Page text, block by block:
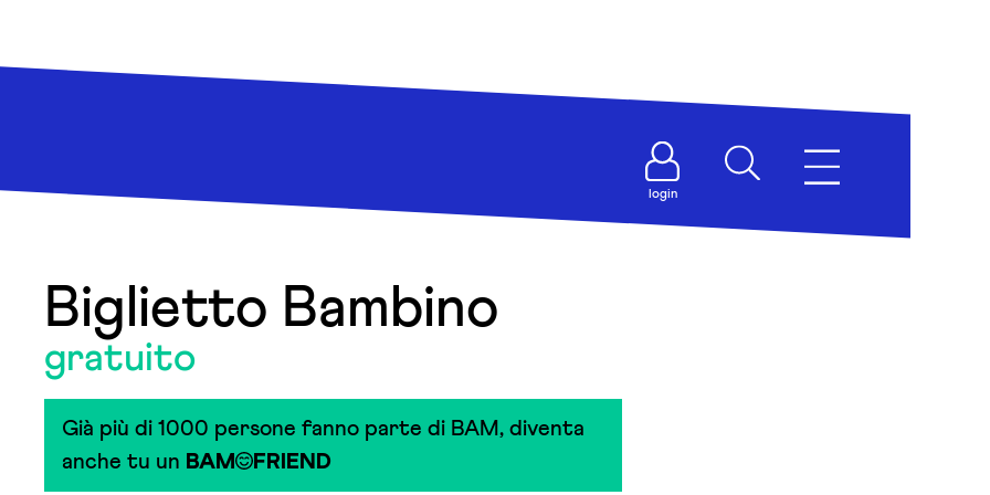
login
Biglietto Bambino
gratuito
Già più di 1000 persone fanno parte di BAM, diventa
anche tu un BAM FRIEND